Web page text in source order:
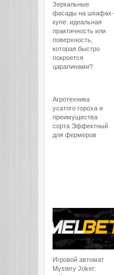
Зеркальные
фасады на шкафах-
купе: идеальная
практичность или
поверхность,
которая быстро
покроется
царапинами?
Агротехника
усатого гороха и
преимущества
сорта Эффектный
для фермеров
Игровой автомат
Mystery Joker: